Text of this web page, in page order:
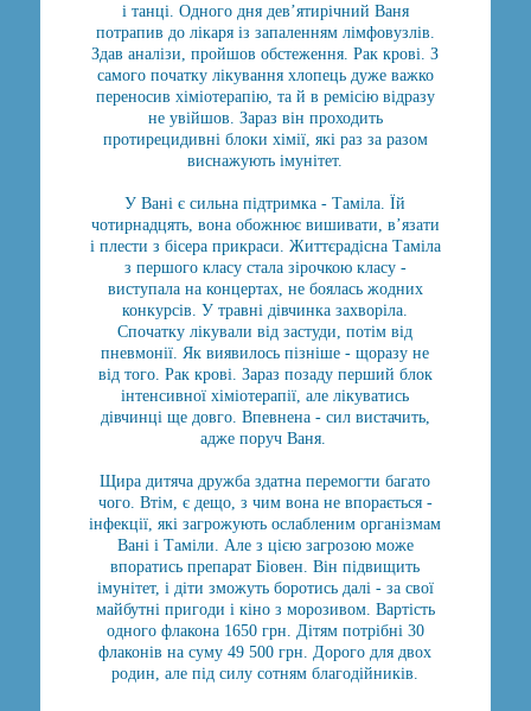
і танці. Одного дня дев’ятирічний Ваня
потрапив до лікаря із запаленням лімфовузлів.
Здав аналізи, пройшов обстеження. Рак крові. З
самого початку лікування хлопець дуже важко
переносив хіміотерапію, та й в ремісію відразу
не увійшов. Зараз він проходить
протирецидивні блоки хімії, які раз за разом
виснажують імунітет.
У Вані є сильна підтримка - Таміла. Їй
чотирнадцять, вона обожнює вишивати, в’язати
і плести з бісера прикраси. Життєрадісна Таміла
з першого класу стала зірочкою класу -
виступала на концертах, не боялась жодних
конкурсів. У травні дівчинка захворіла.
Спочатку лікували від застуди, потім від
пневмонії. Як виявилось пізніше - щоразу не
від того. Рак крові. Зараз позаду перший блок
інтенсивної хіміотерапії, але лікуватись
дівчинці ще довго. Впевнена - сил вистачить,
адже поруч Ваня.
Щира дитяча дружба здатна перемогти багато
чого. Втім, є дещо, з чим вона не впорається -
інфекції, які загрожують ослабленим організмам
Вані і Таміли. Але з цією загрозою може
впоратись препарат Біовен. Він підвищить
імунітет, і діти зможуть боротись далі - за свої
майбутні пригоди і кіно з морозивом. Вартість
одного флакона 1650 грн. Дітям потрібні 30
флаконів на суму 49 500 грн. Дорого для двох
родин, але під силу сотням благодійників.